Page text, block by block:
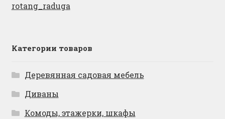
rotang_raduga
Категории товаров
Деревянная садовая мебель
Диваны
Комоды, этажерки, шкафы